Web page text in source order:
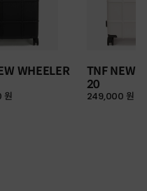
WHEELER
원
TNF NEW
20
249,000 원